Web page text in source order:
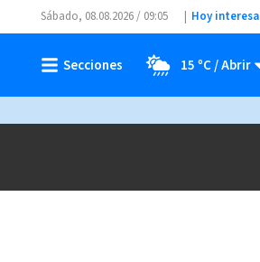
Sábado, 08.08.2026 / 09:05 Hoy interesa
15 ºC